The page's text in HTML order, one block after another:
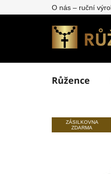
na
O nás – ruční
Růžence
ZÁSILKOVNA
ZDARMA